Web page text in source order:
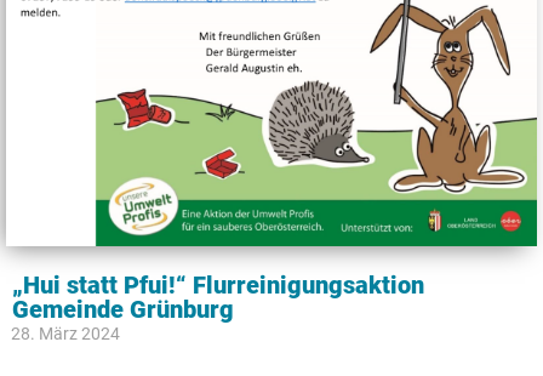
„Hui statt Pfui!“ Flurreinigungsaktion
Gemeinde Grünburg
28. März 2024